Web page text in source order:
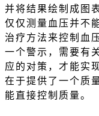
并将结果绘制成图
仅仅测量血压并不
治疗方法来控制血
一个警示，需要有
应的对策，才能实
在于提供了一个质
能直接控制质量。